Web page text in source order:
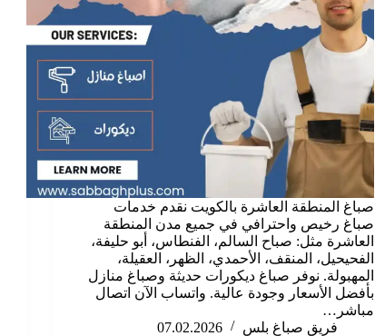
صباغ المنطقة العاشرة بالكويت نقدم خدمات
صباغ رخيص واحترافي في جميع مدن المنطقة
العاشرة مثل: صباح السالم، الفنطاس، أبو حليفة،
الفحيحيل، المنقف، الأحمدي، الظهر، العقيلة،
المهبولة. نوفر صباغ ديكورات حديثة وصباغ منازل
بأفضل الأسعار وجودة عالية. واتساب الآن اتصال
مباشر…
فريق صباغ بلس
07.02.2026